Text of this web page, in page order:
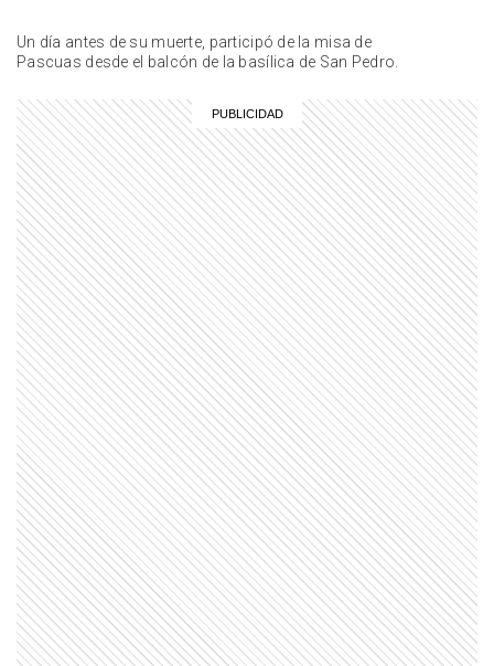
Un día antes de su muerte, participó de la misa de
Pascuas desde el balcón de la basílica de San Pedro.
ACTUALIDAD
muerte de un famoso empresario:
cómo fue el absurdo accidente
laboral que terminó con su vida
ENTRETENIMIENTO
Cuáles fueron las últimas
palabras de Ernestina Pais antes
de morir
ENTRETENIMIENTO
Qué fue lo último que contó
Nicolás Cabré sobre su hermano,
quien falleció a los 47 años
ENTRETENIMIENTO
Qué decía el último mensaje que
Ernestina Pais le envió a Gastón
Pauls antes de morir
ENTRETENIMIENTO
Las emotivas palabras de Viru, la
esposa del Indio Solari, a una
semana de su muerte